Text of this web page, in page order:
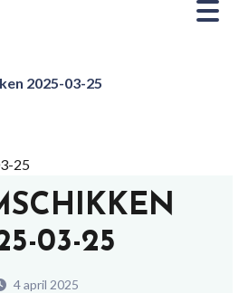
2025-03-25
03-25
4 april 2025